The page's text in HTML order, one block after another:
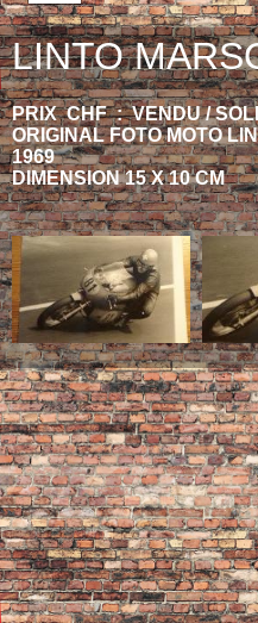
LINTO
PRIX CHF : VENDU /
ORIGINAL FOTO MOTO
1969
DIMENSION 15 X 10 CM